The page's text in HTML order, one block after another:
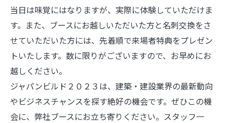
当日は味覚にはなりますが、実際に体験していただけま
す。また、ブースにお越しいただいた方と名刺交換をさ
せていただいた方には、先着順で来場者特典をプレゼン
トいたします。数に限りがございますので、お早めにお
越しください。
ジャパンビルド２０２３は、建築・建設業界の最新動向
やビジネスチャンスを探す絶好の機会です。ぜひこの機
会に、弊社ブースにお立ち寄りください。スタッフ一